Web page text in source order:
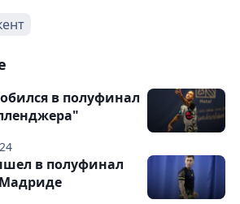
в полуфинал
в полуфинал